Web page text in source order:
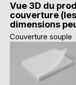
Vue 3D du
couverture
dimensions
Couverture souple